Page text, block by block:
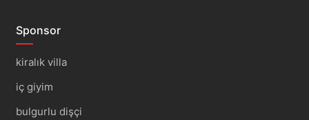
Sponsor
kiralık villa
iç giyim
bulgurlu dişçi